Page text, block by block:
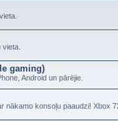
gaming)
Android un pārējie.
nākamo konsoļu paaudzi! Xbox